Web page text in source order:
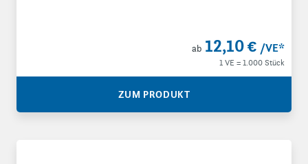
ab 12,10 € /VE*
1 VE = 1.000 Stück
ZUM PRODUKT